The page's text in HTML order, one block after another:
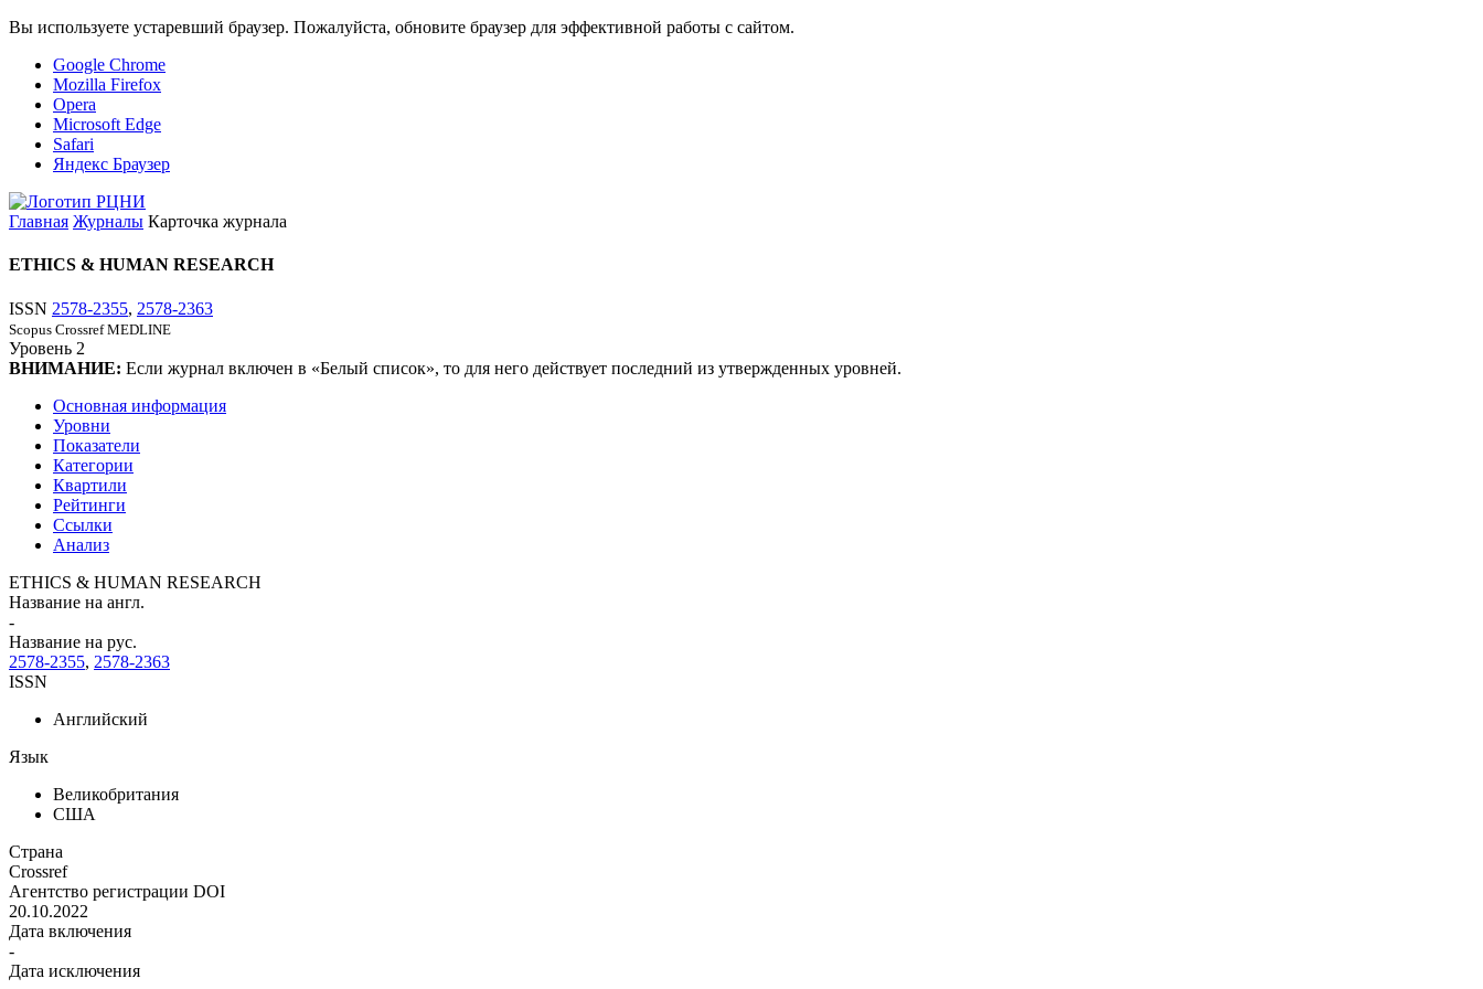
Вы используете устаревший браузер. Пожалуйста, обновите браузер для эффективной работы с сайтом.
Google Chrome
Mozilla Firefox
Opera
Microsoft Edge
Safari
Яндекс Браузер
Главная Журналы Карточка журнала
ETHICS & HUMAN RESEARCH
ISSN 2578-2355, 2578-2363
Scopus Crossref MEDLINE
Уровень 2
ВНИМАНИЕ: Если журнал включен в «Белый список», то для него действует последний из утвержденных уровней.
Основная информация
Уровни
Показатели
Категории
Квартили
Рейтинги
Ссылки
Анализ
ETHICS & HUMAN RESEARCH
Название на англ.
-
Название на рус.
2578-2355, 2578-2363
ISSN
Английский
Язык
Великобритания
США
Страна
Crossref
Агентство регистрации DOI
20.10.2022
Дата включения
-
Дата исключения